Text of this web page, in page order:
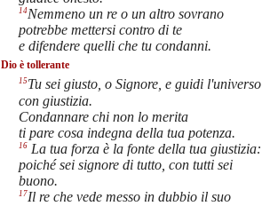
14Nemmeno un re o un altro sovrano
potrebbe mettersi contro di te
e difendere quelli che tu condanni.
Dio è tollerante
15Tu sei giusto, o Signore, e guidi l'universo
con giustizia.
Condannare chi non lo merita
ti pare cosa indegna della tua potenza.
16 La tua forza è la fonte della tua giustizia:
poiché sei signore di tutto, con tutti sei
buono.
17Il re che vede messo in dubbio il suo